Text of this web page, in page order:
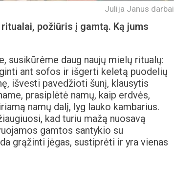
Julija Janus darbai
požiūris į gamtą. Ką jums
susikūrėme daug naujų mielų ritualų:
ant sofos ir išgerti keletą puodelių
išvesti pavedžioti šunį, klausytis
prasiplėtė namų, kaip erdvės,
namų dalį, lyg lauko kambarius.
kad turiu mažą nuosavą
gamtos santykio su
grąžinti jėgas, sustiprėti ir yra vienas